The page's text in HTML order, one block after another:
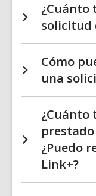
¿Cuánto
solicitud
Cómo
una
¿Cuánto
¿Puedo
Link+?